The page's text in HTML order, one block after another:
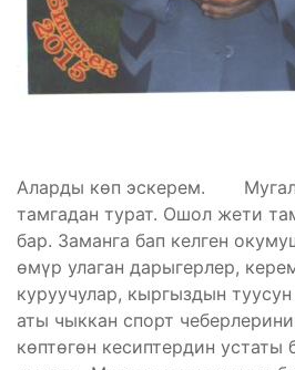
Аларды көп эскерем.
тамгадан турат. Ошол жети
бар. Заманга бап келген
өмүр улаган дарыгерлер,
куруучулар, кыргыздын
аты чыккан спорт
көптөгөн кесиптердин